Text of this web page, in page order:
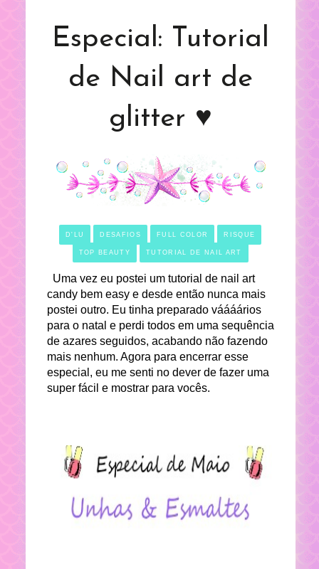
Especial: Tutorial
de Nail art de
glitter ♥
D'LU DESAFIOS FULL COLOR RISQUE
TOP BEAUTY TUTORIAL DE NAIL ART
Uma vez eu postei um tutorial de nail art
candy bem easy e desde então nunca mais
postei outro. Eu tinha preparado váááários
para o natal e perdi todos em uma sequência
de azares seguidos, acabando não fazendo
mais nenhum. Agora para encerrar esse
especial, eu me senti no dever de fazer uma
super fácil e mostrar para vocês.